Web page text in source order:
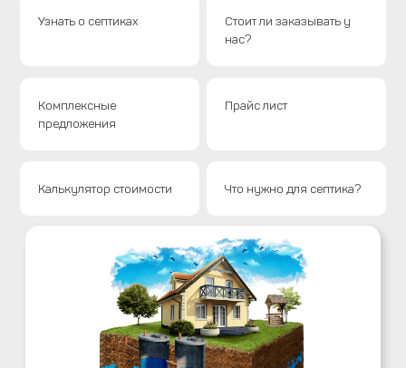
Узнать о септиках
Стоит ли заказывать у
нас?
Комплексные
предложения
Прайс лист
Калькулятор стоимости Что нужно для септика?